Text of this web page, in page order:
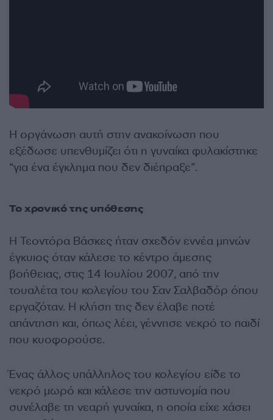
Η οργάνωση αυτή στην ανακοίνωση που
εξέδωσε υπενθυμίζει ότι η γυναίκα φυλακίστηκε
“για ένα έγκλημα που δεν διέπραξε”.
Το χρονικό της υπόθεσης
Η Τεοντόρα Βάσκες ήταν σχεδόν εννέα μηνών
έγκυιος όταν κάλεσε το κέντρο άμεσης
βοήθειας, στις 14 Ιουλίου 2007, από την
τουαλέτα του κολεγίου του Σαν Σαλβαδόρ όπου
εργαζόταν. Η κλήση της δεν έλαβε ποτέ
απάντηση και, όπως λέει, γέννησε νεκρό το παιδί
που κυοφορούσε.
Ένας άλλος υπάλληλος του κολεγίου είδε το
νεκρό μωρό και κάλεσε την αστυνομία που
συνέλαβε τη νεαρή γυναίκα, η οποία είχε χάσει